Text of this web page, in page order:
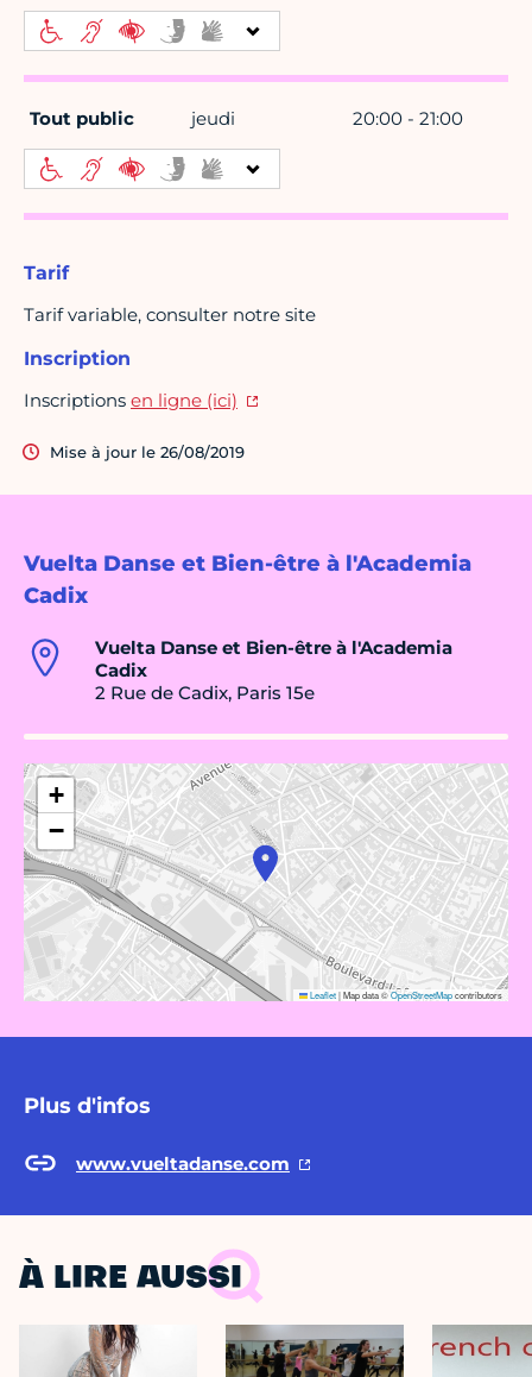
Vuelta Danse et Bien-être à l'Academia
Cadix
Vuelta Danse et Bien-être à l'Academia
Cadix
2 Rue de Cadix, Paris 15e
+
−
Leaflet|Map data ©OpenStreetMapcontributors
Plus d'infos
www.vueltadanse.com
Tout public jeudi 20:00 - 21:00
Tarif
Tarif variable, consulter notre site
Inscription
Inscriptions en ligne (ici)
Mise à jour le 26/08/2019
À LIRE AUSSI